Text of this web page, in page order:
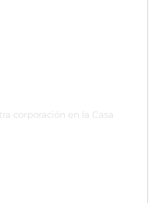
corporación en la Casa